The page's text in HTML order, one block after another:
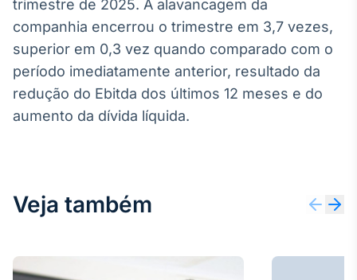
Broadcast
Radar
Monitoramento
inteligente de
notícias e
trimestre de 2025. A alavancagem da
companhia encerrou o trimestre em 3,7 vezes,
superior em 0,3 vez quando comparado com o
período imediatamente anterior, resultado da
redução do Ebitda dos últimos 12 meses e do
aumento da dívida líquida.
Veja também